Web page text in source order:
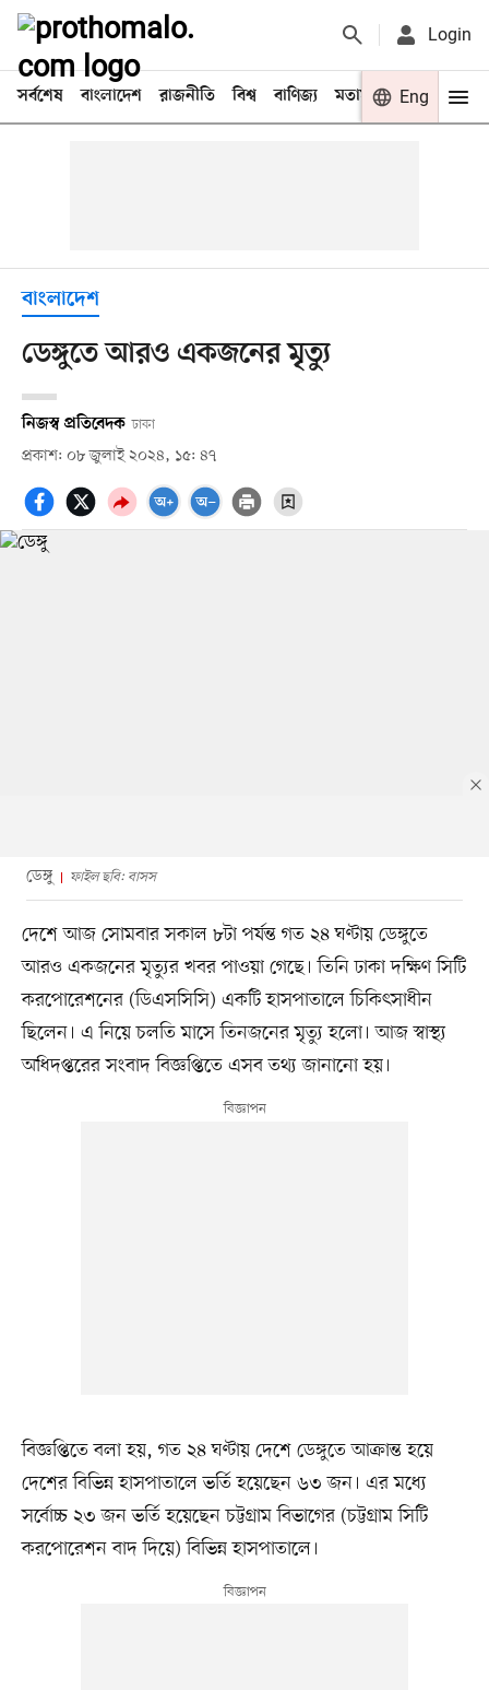
Login
সর্বশেষ বাংলাদেশ রাজনীতি বিশ্ব বাণিজ্য মতামত খেলা
Eng
বাংলাদেশ
ডেঙ্গুতে আরও একজনের মৃত্যু
নিজস্ব প্রতিবেদক ঢাকা
প্রকাশ: ০৮ জুলাই ২০২৪, ১৫: ৪৭
ডেঙ্গু ফাইল ছবি: বাসস
দেশে আজ সোমবার সকাল ৮টা পর্যন্ত গত ২৪ ঘণ্টায় ডেঙ্গুতে
আরও একজনের মৃত্যুর খবর পাওয়া গেছে। তিনি ঢাকা দক্ষিণ সিটি
করপোরেশনের (ডিএসসিসি) একটি হাসপাতালে চিকিৎসাধীন
ছিলেন। এ নিয়ে চলতি মাসে তিনজনের মৃত্যু হলো। আজ স্বাস্থ্য
অধিদপ্তরের সংবাদ বিজ্ঞপ্তিতে এসব তথ্য জানানো হয়।
বিজ্ঞপ্তিতে বলা হয়, গত ২৪ ঘণ্টায় দেশে ডেঙ্গুতে আক্রান্ত হয়ে
দেশের বিভিন্ন হাসপাতালে ভর্তি হয়েছেন ৬৩ জন। এর মধ্যে
সর্বোচ্চ ২৩ জন ভর্তি হয়েছেন চট্টগ্রাম বিভাগের (চট্টগ্রাম সিটি
করপোরেশন বাদ দিয়ে) বিভিন্ন হাসপাতালে।